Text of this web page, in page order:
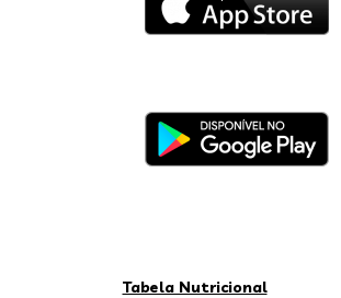
Tabela Nutricional